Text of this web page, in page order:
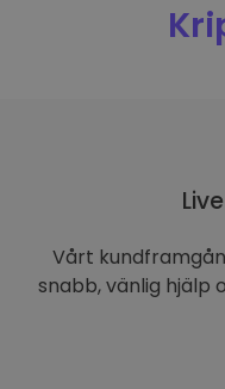
Vårt
snabb, vänlig hjälp